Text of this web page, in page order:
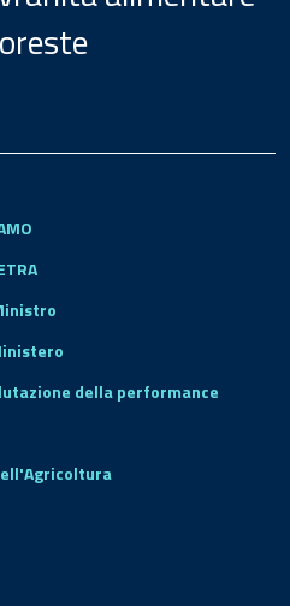
della performance